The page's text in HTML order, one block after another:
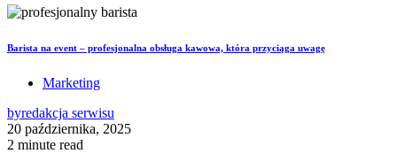
Barista na event – profesjonalna obsługa kawowa, która przyciąga uwagę
Marketing
byredakcja serwisu
20 października, 2025
2 minute read